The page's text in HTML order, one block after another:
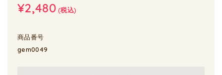
¥2,480(税込)
商品番号
gem0049